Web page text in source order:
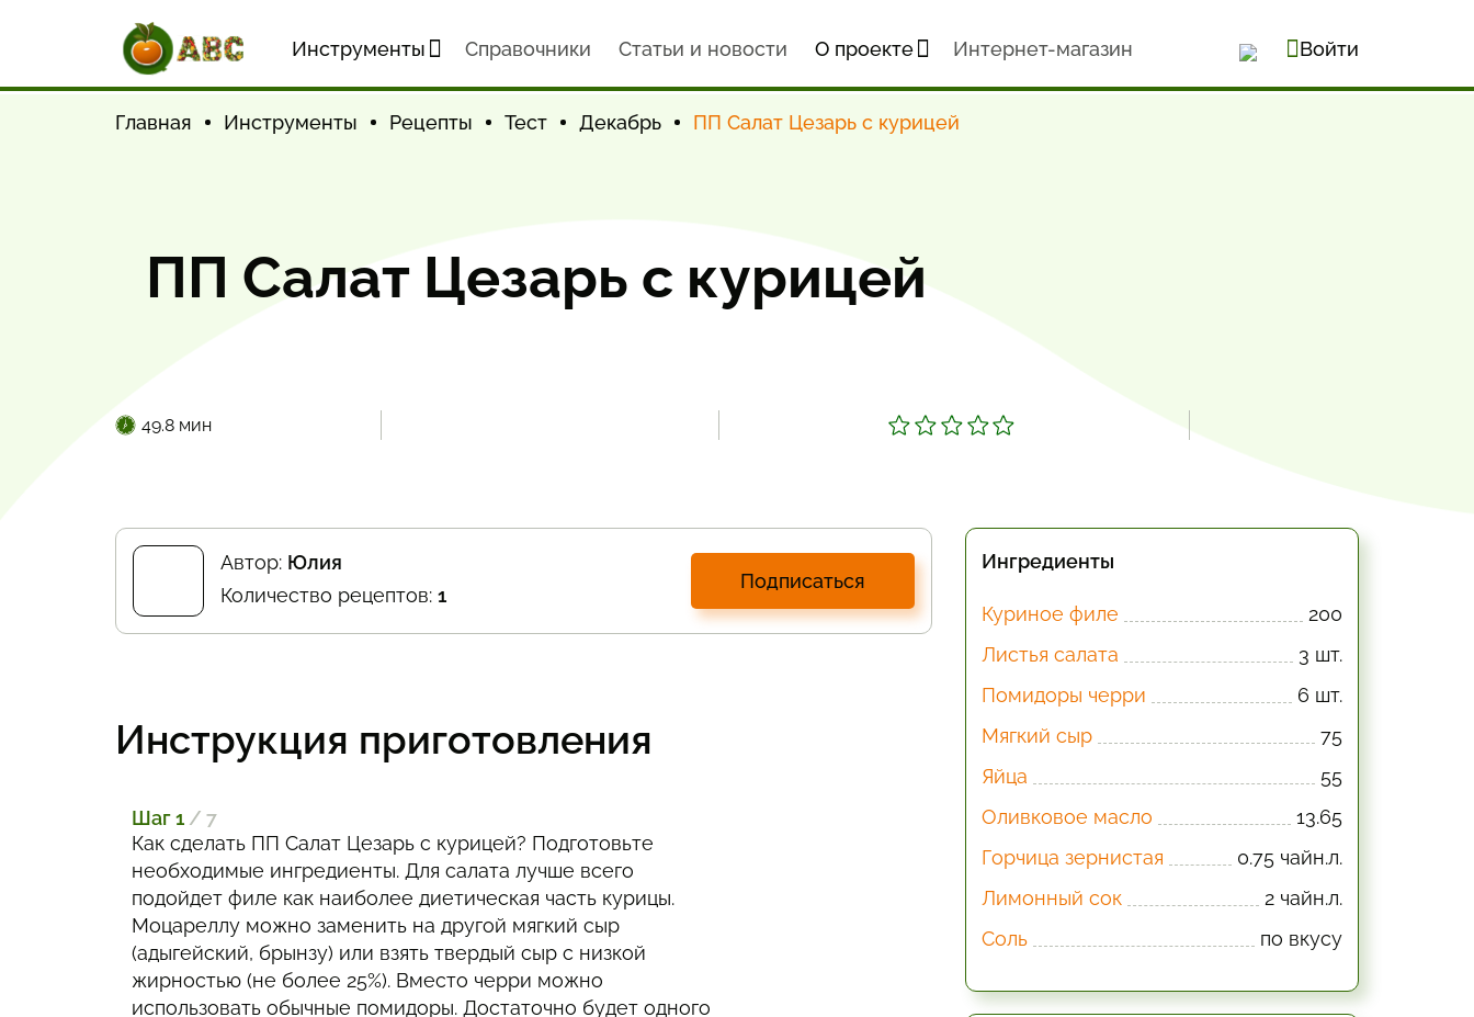
Инструменты Cправочники Статьи и новости О проекте Интернет-магазин Войти
Главная Инструменты Рецепты Тест Декабрь ПП Салат Цезарь с курицей
ПП Салат Цезарь с курицей
49.8 мин
Автор: Юлия
Количество рецептов: 1
Подписаться
Инструкция приготовления
Шаг 1 / 7
Как сделать ПП Салат Цезарь с курицей? Подготовьте
необходимые ингредиенты. Для салата лучше всего
подойдет филе как наиболее диетическая часть курицы.
Моцареллу можно заменить на другой мягкий сыр
(адыгейский, брынзу) или взять твердый сыр с низкой
жирностью (не более 25%). Вместо черри можно
использовать обычные помидоры. Достаточно будет одного
Ингредиенты
Куриное филе
200
Листья салата
3 шт.
Помидоры черри
6 шт.
Мягкий сыр
75
Яйца
55
Оливковое масло
13.65
Горчица зернистая
0.75 чайн.л.
Лимонный сок
2 чайн.л.
Соль
по вкусу